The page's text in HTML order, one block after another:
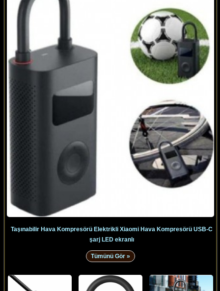
Taşınabilir Hava Kompresörü Elektrikli Xiaomi Hava Kompresörü USB-C
şarj LED ekranlı
Tümünü Gör »